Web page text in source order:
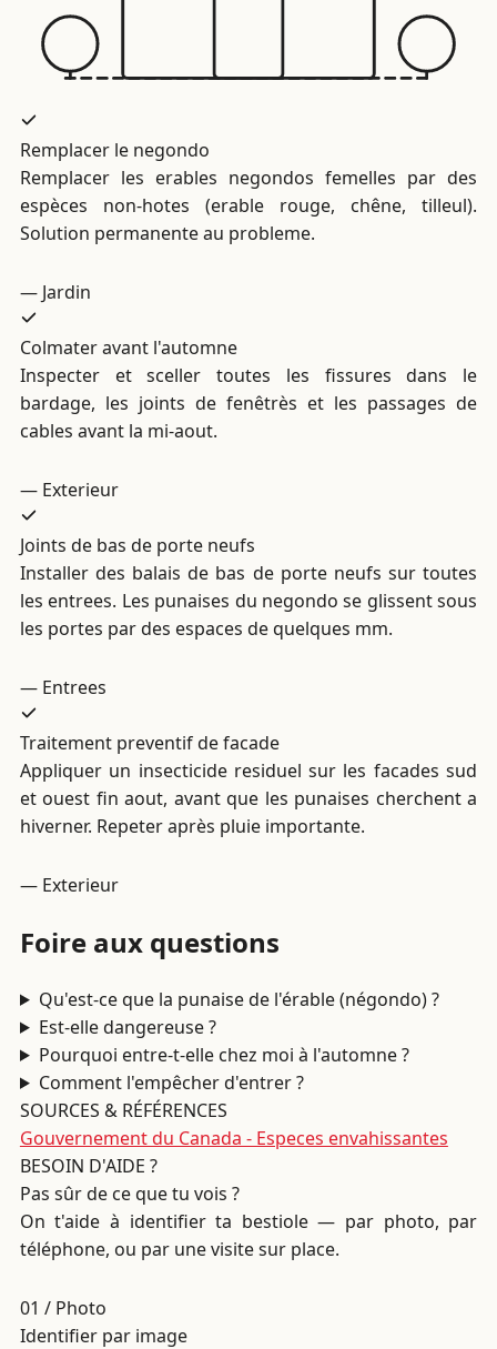
Remplacer le negondo
Remplacer les erables negondos femelles par des
espèces non-hotes (erable rouge, chêne, tilleul).
Solution permanente au probleme.
— Jardin
Colmater avant l'automne
Inspecter et sceller toutes les fissures dans le
bardage, les joints de fenêtrès et les passages de
cables avant la mi-aout.
— Exterieur
Joints de bas de porte neufs
Installer des balais de bas de porte neufs sur toutes
les entrees. Les punaises du negondo se glissent sous
les portes par des espaces de quelques mm.
— Entrees
Traitement preventif de facade
Appliquer un insecticide residuel sur les facades sud
et ouest fin aout, avant que les punaises cherchent a
hiverner. Repeter après pluie importante.
— Exterieur
Foire aux questions
Qu'est-ce que la punaise de l'érable (négondo) ?
Est-elle dangereuse ?
Pourquoi entre-t-elle chez moi à l'automne ?
Comment l'empêcher d'entrer ?
SOURCES & RÉFÉRENCES
Gouvernement du Canada - Especes envahissantes
BESOIN D'AIDE ?
Pas sûr de ce que tu vois ?
On t'aide à identifier ta bestiole — par photo, par
téléphone, ou par une visite sur place.
01 / Photo
Identifier par image